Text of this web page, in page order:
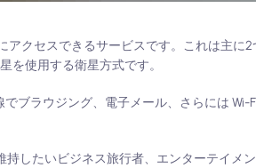
クセスできるサービスです。これは主に
を使用する衛星方式です。
ブラウジング、電子メール、さらには Wi-
したいビジネス旅行者、エンターテイメ